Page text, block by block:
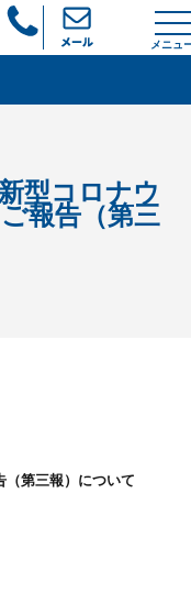
メニュ
型コロナウ
報告（第三
（第三報）について